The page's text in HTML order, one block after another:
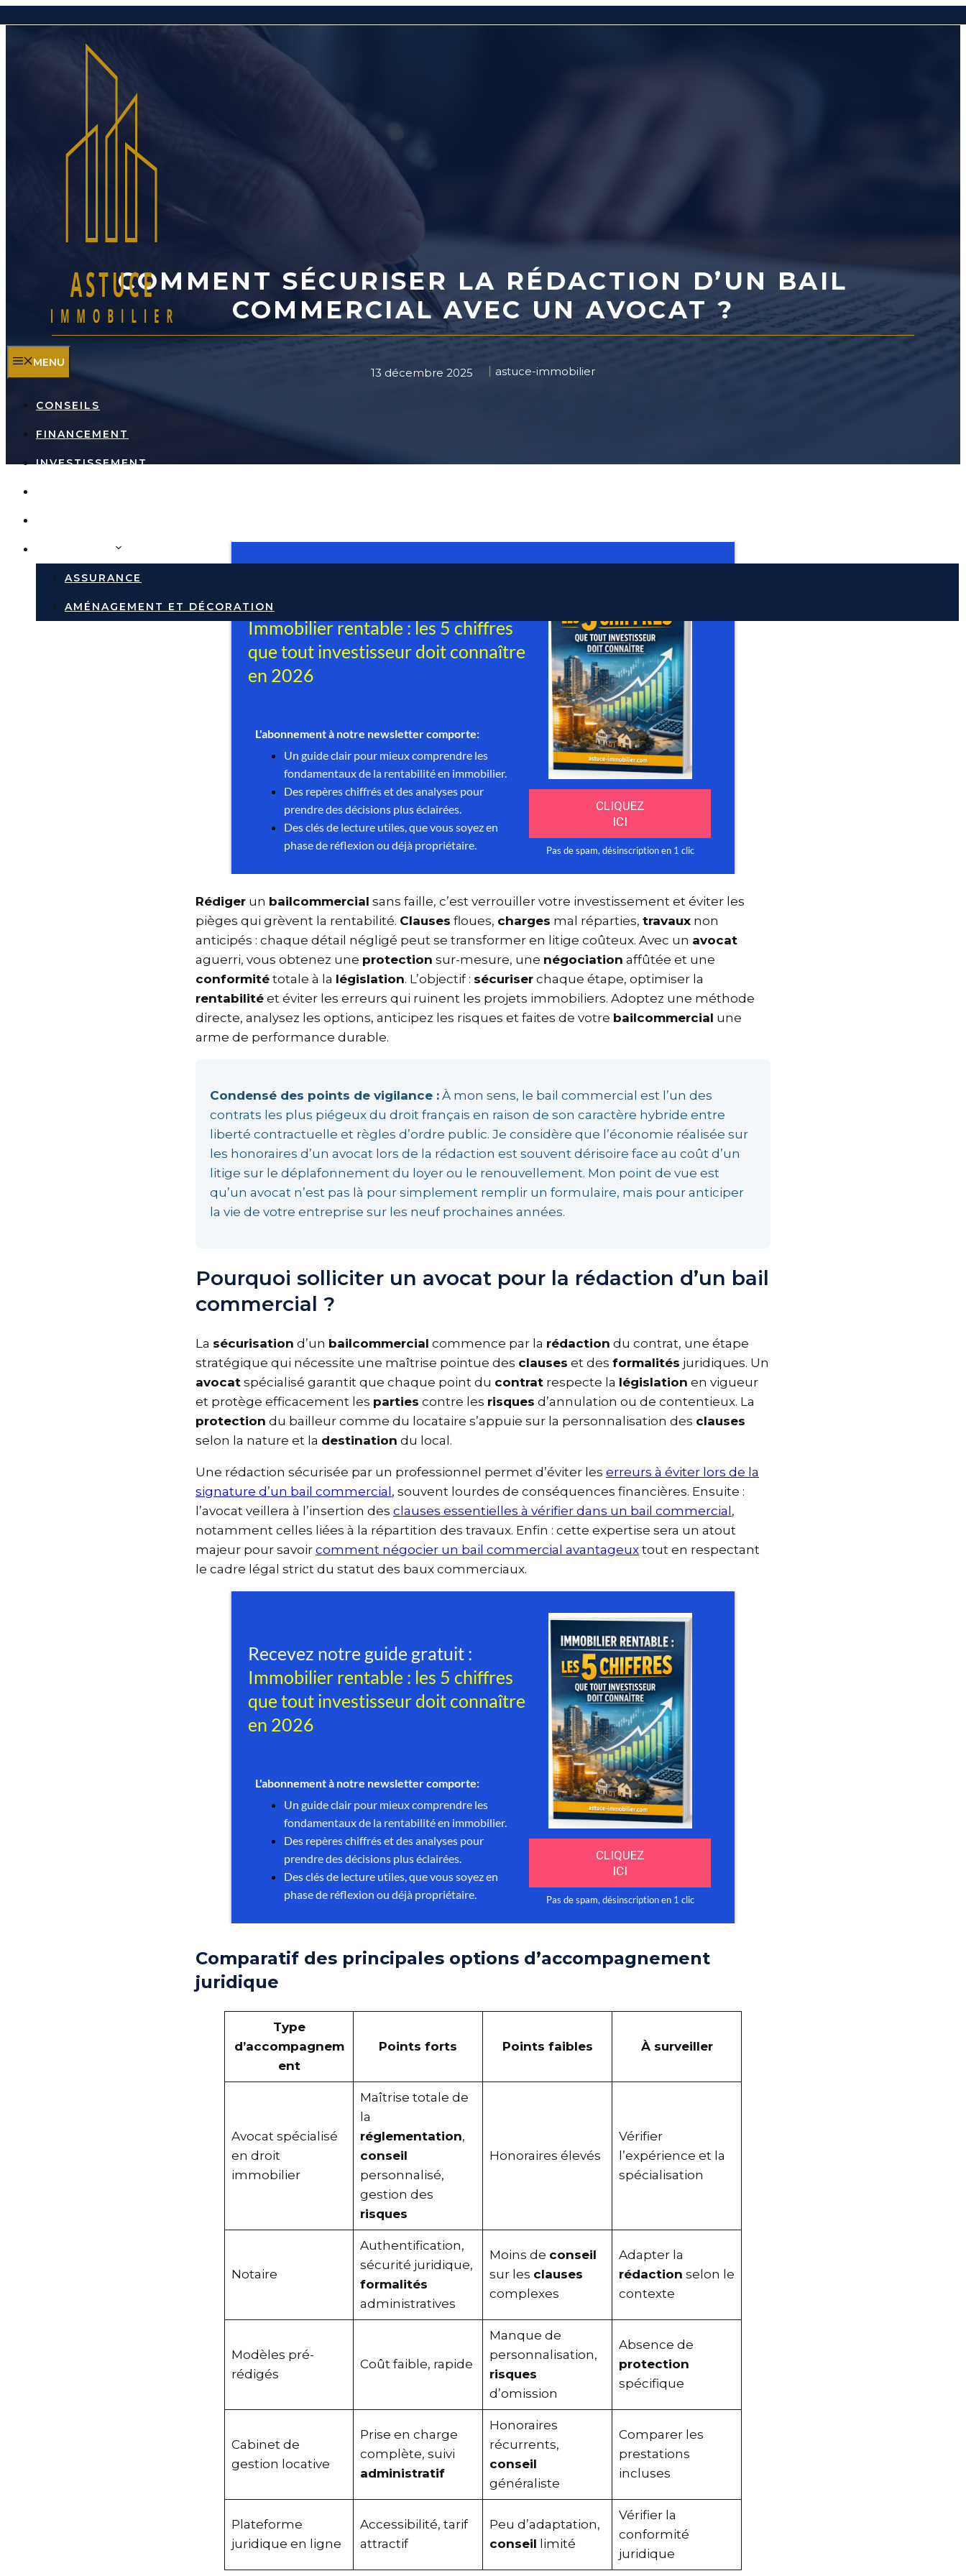
MENU
CONSEILS
FINANCEMENT
INVESTISSEMENT
IMMOBILIER
ASSURANCE
AMÉNAGEMENT ET DÉCORATION
COMMENT SÉCURISER LA RÉDACTION D’UN BAIL
COMMERCIAL AVEC UN AVOCAT ?
13 décembre 2025 astuce-immobilier
Rédigerunbailcommercialsans faille, c’est verrouiller votre investissement et éviter les
pièges qui grèvent la rentabilité.Clausesfloues,chargesmal réparties,travauxnon
anticipés : chaque détail négligé peut se transformer en litige coûteux. Avec unavocat
aguerri, vous obtenez uneprotectionsur-mesure, unenégociationaffûtée et une
conformitétotale à lalégislation . L’objectif :sécuriserchaque étape, optimiser la
rentabilitéet éviter les erreurs qui ruinent les projets immobiliers. Adoptez une méthode
directe, analysez les options, anticipez les risques et faites de votrebailcommercialune
arme de performance durable.
Condensé des points de vigilance :À mon sens, le bail commercial est l’un des
contrats les plus piégeux du droit français en raison de son caractère hybride entre
liberté contractuelle et règles d’ordre public. Je considère que l’économie réalisée sur
les honoraires d’un avocat lors de la rédaction est souvent dérisoire face au coût d’un
litige sur le déplafonnement du loyer ou le renouvellement. Mon point de vue est
qu’un avocat n’est pas là pour simplement remplir un formulaire, mais pour anticiper
la vie de votre entreprise sur les neuf prochaines années.
Pourquoi solliciter un avocat pour la rédaction d’un bail
commercial ?
Lasécurisationd’unbailcommercialcommence par larédactiondu contrat, une étape
stratégique qui nécessite une maîtrise pointue desclauseset desformalitésjuridiques. Un
avocatspécialisé garantit que chaque point ducontratrespecte lalégislationen vigueur
et protège efficacement lespartiescontre lesrisquesd’annulation ou de contentieux. La
protectiondu bailleur comme du locataire s’appuie sur la personnalisation desclauses
selon la nature et ladestinationdu local.
Une rédaction sécurisée par un professionnel permet d’éviter leserreurs à éviter lors de la
signature d’un bail commercial , souvent lourdes de conséquences financières. Ensuite :
l’avocat veillera à l’insertion desclauses essentielles à vérifier dans un bail commercial
notamment celles liées à la répartition des travaux. Enfin : cette expertise sera un atout
majeur pour savoircomment négocier un bail commercial avantageuxtout en respectant
le cadre légal strict du statut des baux commerciaux.
Comparatif des principales options d’accompagnement
juridique
Type
d’accompagnem
ent
Points forts Points faibles À surveiller
Avocat spécialisé
en droit
immobilier
Maîtrise totale de
la
réglementation
conseil
personnalisé,
gestion des
risques
Honoraires élevés
Vérifier
l’expérience et la
spécialisation
Notaire
Authentification,
sécurité juridique,
formalités
administratives
Moins deconseil
sur lesclauses
complexes
Adapter la
rédactionselon le
contexte
Modèles pré-
rédigés
Coût faible, rapide
Manque de
personnalisation,
risques
d’omission
Absence de
protection
spécifique
Cabinet de
gestion locative
Prise en charge
complète, suivi
administratif
Honoraires
récurrents,
conseil
généraliste
Comparer les
prestations
incluses
Plateforme
juridique en ligne
Accessibilité, tarif
attractif
Peu d’adaptation,
conseillimité
Vérifier la
conformité
juridique